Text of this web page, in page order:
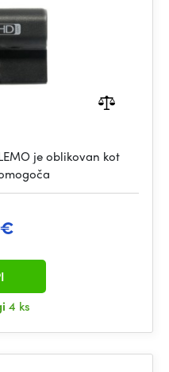
je oblikovan kot
4 ks